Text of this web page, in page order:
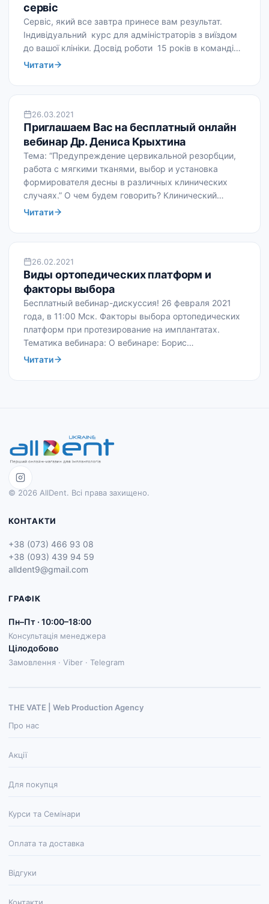
сервіс
Сервіс, який все завтра принесе вам результат.
Індивідуальний курс для адміністраторів з виїздом
до вашої клініки. Досвід роботи 15 років в команді…
Читати
КУРСИ ТА СЕМІНАРИ
26.03.2021
Приглашаем Вас на бесплатный онлайн
вебинар Др. Дениса Крыхтина
Тема: “Предупреждение цервикальной резорбции,
работа с мягкими тканями, выбор и установка
формирователя десны в различных клинических
случаях.” О чем будем говорить? Клинический…
Читати
КУРСИ ТА СЕМІНАРИ
26.02.2021
Виды ортопедических платформ и
факторы выбора
Бесплатный вебинар-дискуссия! 26 февраля 2021
года, в 11:00 Мск. Факторы выбора ортопедических
платформ при протезирование на имплантатах.
Тематика вебинара: О вебинаре: Борис…
Читати
© 2026 AllDent. Всі права захищено.
КОНТАКТИ
+38 (073) 466 93 08
+38 (093) 439 94 59
alldent9@gmail.com
ГРАФІК
Пн–Пт · 10:00–18:00
Консультація менеджера
Цілодобово
Замовлення · Viber · Telegram
THE VATE | Web Production Agenсy
Про нас
Акції
Для покупця
Курси та Семінари
Оплата та доставка
Відгуки
Контакти